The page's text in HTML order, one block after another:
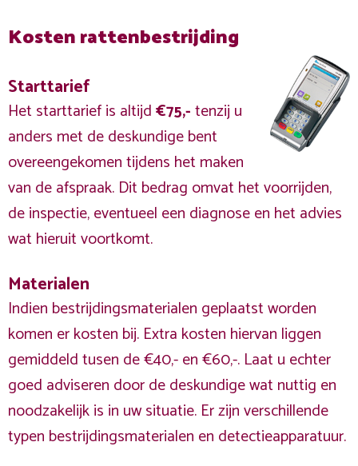
Kosten rattenbestrijding
Starttarief
Het starttarief is altijd€75,-tenzij u
anders met de deskundige bent
overeengekomen tijdens het maken
van de afspraak. Dit bedrag omvat het voorrijden,
de inspectie, eventueel een diagnose en het advies
wat hieruit voortkomt.
Materialen
Indien bestrijdingsmaterialen geplaatst worden
komen er kosten bij. Extra kosten hiervan liggen
gemiddeld tusen de €40,- en €60,-. Laat u echter
goed adviseren door de deskundige wat nuttig en
noodzakelijk is in uw situatie. Er zijn verschillende
typen bestrijdingsmaterialen en detectieapparatuur.